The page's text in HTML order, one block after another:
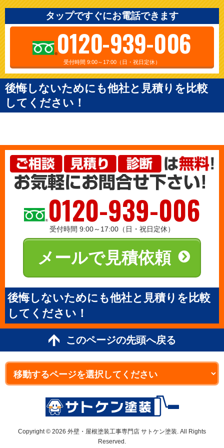
タップですぐにお電話できます
0120-939-006
受付時間 9:00～17:00（日・祝日定休）
後悔しないためにも他社と見積りを比較
してください！
0120-939-006
受付時間 9:00～17:00（日・祝日定休）
メールで見積依頼
後悔しないためにも他社と見積りを比較
してください！
このページの先頭へ戻る
Copyright © 2026 外壁・屋根塗装工事専門店 サトケン塗装. All Rights
Reserved.